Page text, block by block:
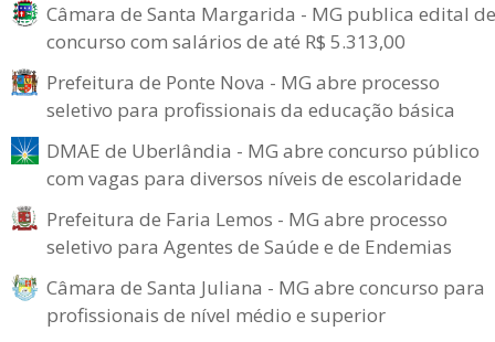
Câmara de Santa Margarida - MG publica edital de
concurso com salários de até R$ 5.313,00
Prefeitura de Ponte Nova - MG abre processo
seletivo para profissionais da educação básica
DMAE de Uberlândia - MG abre concurso público
com vagas para diversos níveis de escolaridade
Prefeitura de Faria Lemos - MG abre processo
seletivo para Agentes de Saúde e de Endemias
Câmara de Santa Juliana - MG abre concurso para
profissionais de nível médio e superior